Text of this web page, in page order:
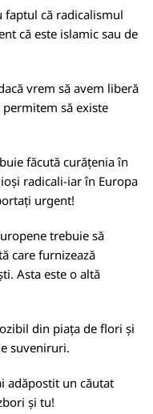
faptul că radicalismul
că este islamic sau de
vrem să avem liberă
să existe
făcută curățenia în
radicali-iar în Europa
urgent!
trebuie să
care furnizează
Asta este o altă
din piața de flori și
suveniruri.
adăpostit un căutat
și tu!